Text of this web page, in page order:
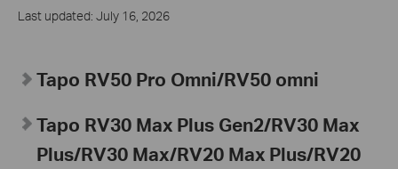
Last updated: July 16, 2026
Tapo RV50 Pro Omni/RV50 omni
Tapo RV30 Max Plus Gen2/RV30 Max
Plus/RV30 Max/RV20 Max Plus/RV20